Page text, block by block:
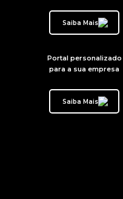
Saiba Mais
Portal personalizado
para a sua empresa
Saiba Mais